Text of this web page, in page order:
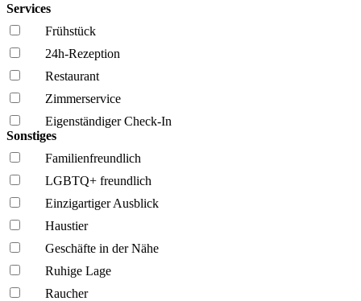
Services
Frühstück
24h-Rezeption
Restaurant
Zimmerservice
Eigenständiger Check-In
Sonstiges
Familien­freundlich
LGBTQ+ freundlich
Einzigartiger Ausblick
Haustier
Geschäfte in der Nähe
Ruhige Lage
Raucher